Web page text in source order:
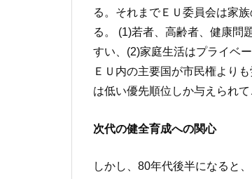
る。それまでＥＵ委員会は家
る。 (1)若者、高齢者、健康問
すい、(2)家庭生活はプライベ
ＥＵ内の主要国が市民権より
は低い優先順位しか与えられ
次代の健全育成への関心
しかし、80年代後半になると